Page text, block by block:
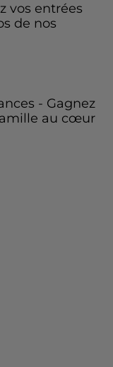
vos entrées
de nos
- Gagnez
au cœur